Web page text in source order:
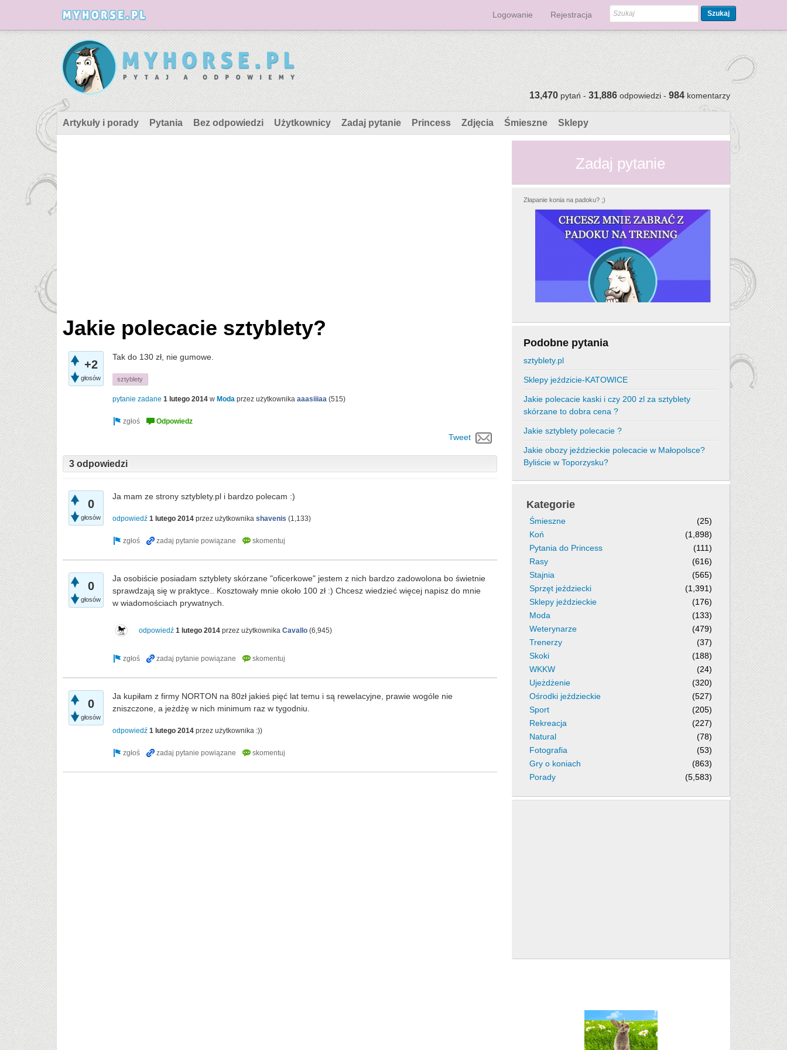
Logowanie Rejestracja Szukaj
13,470pytań -31,886odpowiedzi -984komentarzy
Artykuły i porady Pytania Bez odpowiedzi Użytkownicy Zadaj pytanie Princess Zdjęcia Śmieszne Sklepy
Jakie polecacie sztyblety?
+2
głosów
Tak do 130 zł, nie gumowe.
sztyblety
pytanie zadane 1 lutego 2014 w Moda przez użytkownika aaasiiiaa (515)
Tweet
3 odpowiedzi
0
głosów
Ja mam ze strony sztyblety.pl i bardzo polecam :)
odpowiedź 1 lutego 2014 przez użytkownika shavenis (1,133)
0
głosów
Ja osobiście posiadam sztyblety skórzane "oficerkowe" jestem z nich bardzo zadowolona bo świetnie
sprawdzają się w praktyce.. Kosztowały mnie około 100 zł :) Chcesz wiedzieć więcej napisz do mnie
w wiadomościach prywatnych.
odpowiedź 1 lutego 2014 przez użytkownika Cavallo (6,945)
0
głosów
Ja kupiłam z firmy NORTON na 80zł jakieś pięć lat temu i są rewelacyjne, prawie wogóle nie
zniszczone, a jeżdżę w nich minimum raz w tygodniu.
odpowiedź 1 lutego 2014 przez użytkownika :))
Zadaj pytanie
Złapanie konia na padoku? ;)
Podobne pytania
sztyblety.pl
Sklepy jeździcie-KATOWICE
Jakie polecacie kaski i czy 200 zl za sztyblety
skórzane to dobra cena ?
Jakie sztyblety polecacie ?
Jakie obozy jeździeckie polecacie w Małopolsce?
Byliście w Toporzysku?
Kategorie
Śmieszne
(25)
Koń
(1,898)
Pytania do Princess
(111)
Rasy
(616)
Stajnia
(565)
Sprzęt jeździecki
(1,391)
Sklepy jeździeckie
(176)
Moda
(133)
Weterynarze
(479)
Trenerzy
(37)
Skoki
(188)
WKKW
(24)
Ujeżdżenie
(320)
Ośrodki jeździeckie
(527)
Sport
(205)
Rekreacja
(227)
Natural
(78)
Fotografia
(53)
Gry o koniach
(863)
Porady
(5,583)